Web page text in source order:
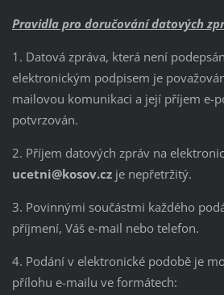
Pravidla pro doručování datových
1. Datová zpráva, která není
elektronickým podpisem je
mailovou komunikaci a její příjem e-
potvrzován.
2. Příjem datových zpráv na
ucetni@kosov.czje nepřetržitý.
3. Povinnými součástmi každého
příjmení, Váš e-mail nebo telefon.
4. Podání v elektronické podobě je
přílohu e-mailu ve formátech: